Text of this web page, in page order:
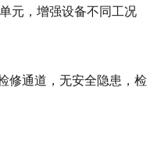
元，增强设备不同工况
修通道，无安全隐患，检